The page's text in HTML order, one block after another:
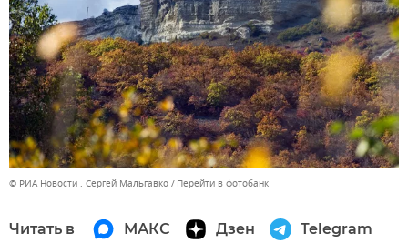
© РИА Новости . Сергей Мальгавко Перейти в фотобанк
Читать в МАКС Дзен Telegram